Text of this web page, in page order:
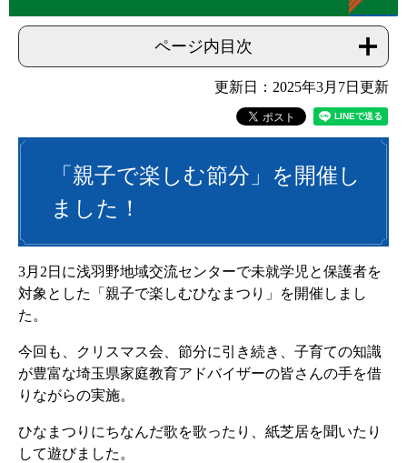
ページ内目次
更新日：2025年3月7日更新
「親子で楽しむ節分」を開催し
ました！
3月2日に浅羽野地域交流センターで未就学児と保護者を
対象とした「親子で楽しむひなまつり」を開催しまし
た。
今回も、クリスマス会、節分に引き続き、子育ての知識
が豊富な埼玉県家庭教育アドバイザーの皆さんの手を借
りながらの実施。
ひなまつりにちなんだ歌を歌ったり、紙芝居を聞いたり
して遊びました。